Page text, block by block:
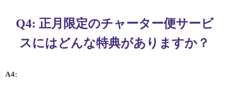
Q4: 正月限定のチャーター便サービ
スにはどんな特典がありますか？
A4: